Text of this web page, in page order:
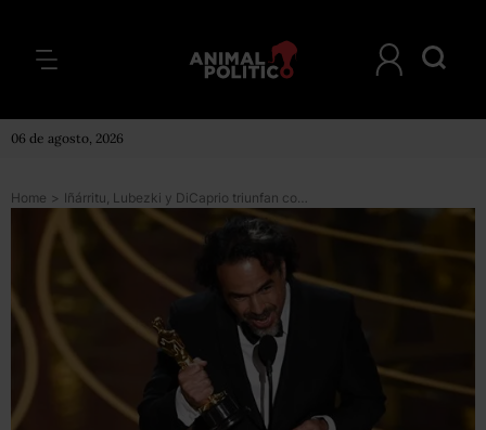
06 de agosto, 2026
Home > Iñárritu, Lubezki y DiCaprio triunfan con ‘The Revenant’ en los Oscar